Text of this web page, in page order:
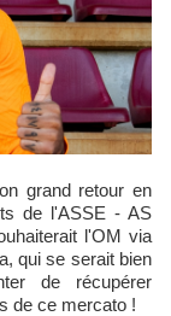
de l'ASSE - AS
l'OM via
qui se serait bien
de récupérer
de ce mercato !